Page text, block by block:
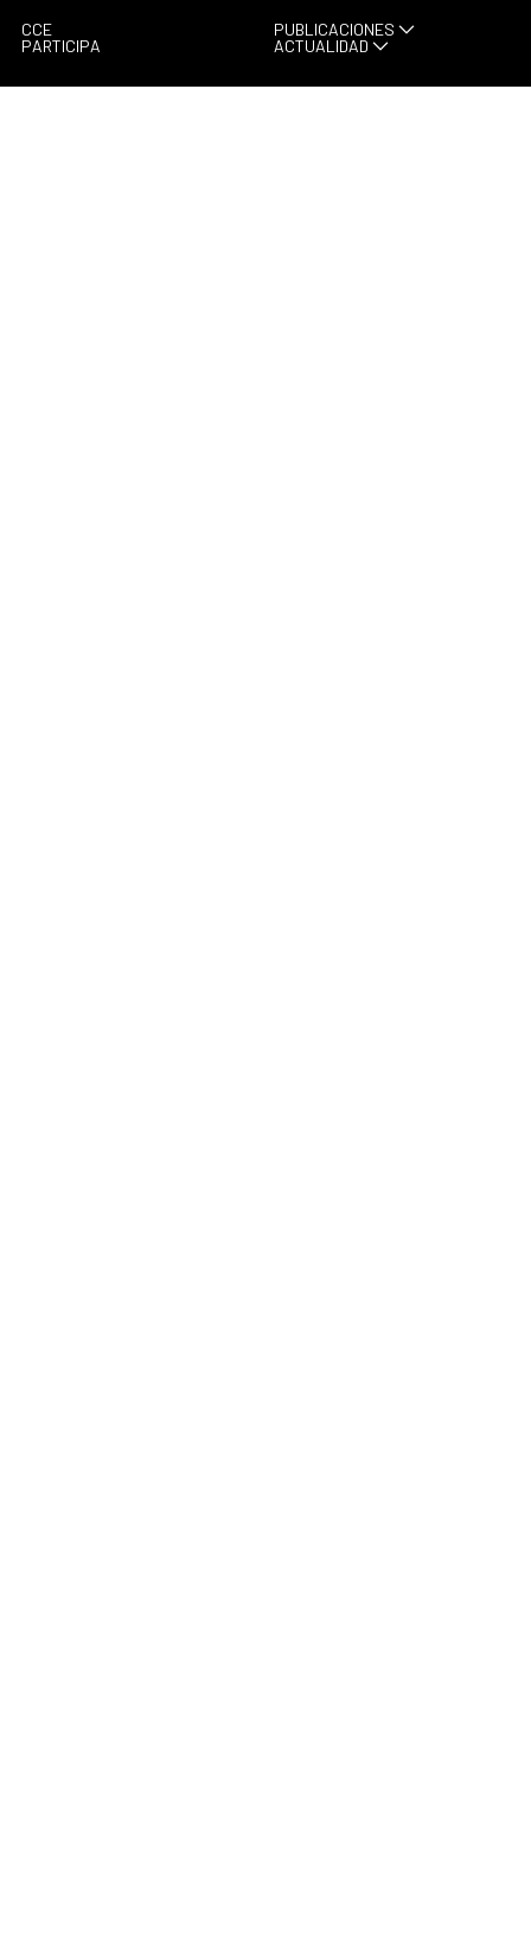
CCE
PARTICIPA
PUBLICACIONES
ACTUALIDAD